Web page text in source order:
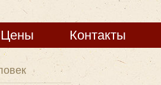
Цены Контакты